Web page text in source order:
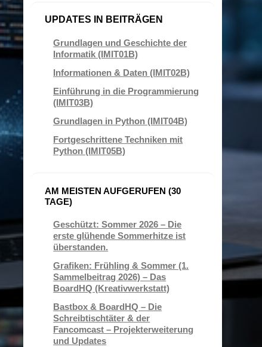
UPDATES IN BEITRÄGEN
Grundlagen und Geschichte der
Informatik (IMIT01B)
Informationen & Daten (IMIT02B)
Einführung in die Programmierung
(IMIT03B)
Grundlagen in Python (IMIT04B)
Fortgeschrittene Techniken mit
Python (IMIT05B)
AM MEISTEN AUFGERUFEN (30
TAGE)
Geschützt: Sommer 2026 – Die
erste glühende Sommerhitze ist
überstanden.
Grafiken: Frühling & Sommer (1.
Sammelbeitrag 2026) – Das
BoardHQ (Kreativwerkstatt)
Bastbox & BoardHQ – Die
Schreibtischtäter & der
Fancomcast – Projekterweiterung
und Updates